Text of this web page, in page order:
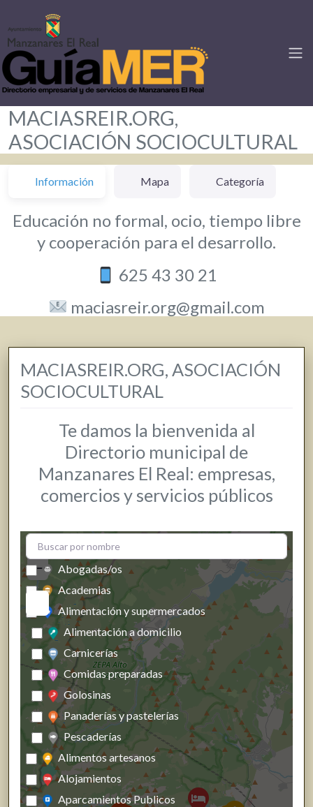
MACIASREIR.ORG,
ASOCIACIÓN SOCIOCULTURAL
Información Mapa Categoría
Educación no formal, ocio, tiempo libre
y cooperación para el desarrollo.
625 43 30 21
maciasreir.org@gmail.com
MACIASREIR.ORG, ASOCIACIÓN
SOCIOCULTURAL
Te damos la bienvenida al
Directorio municipal de
Manzanares El Real: empresas,
comercios y servicios públicos
+
−
Abogadas/os
Academias
Alimentación y supermercados
Alimentación a domicilio
Carnicerías
Comidas preparadas
Golosinas
Panaderías y pastelerías
Pescaderías
Alimentos artesanos
Alojamientos
Aparcamientos Publicos